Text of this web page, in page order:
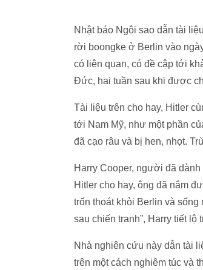
Nhật báo Ngôi sao dẫn tài
rời boongke ở Berlin vào
có liên quan, có đề cập tới
Đức, hai tuần sau khi được
Tài liệu trên cho hay, Hitler
tới Nam Mỹ, như một phần
đã cạo râu và bị hen, nhọt.
Harry Cooper, người đã
Hitler cho hay, ông đã nắm
trốn thoát khỏi Berlin và sống
sau chiến tranh”, Harry tiết lộ
Nhà nghiên cứu này dẫn tài
trên một cách nghiêm túc và